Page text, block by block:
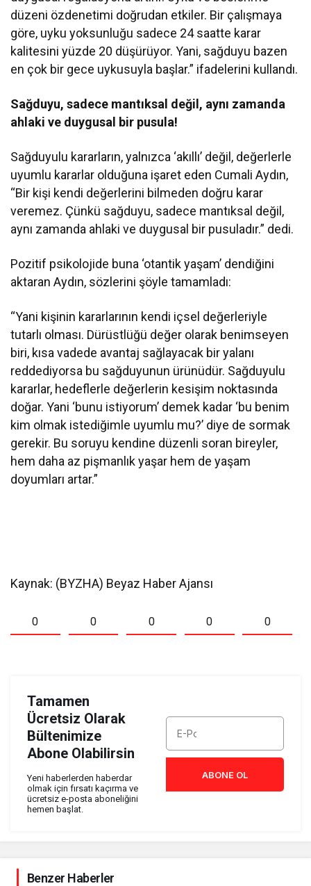
düzeni özdenetimi doğrudan etkiler. Bir çalışmaya
göre, uyku yoksunluğu sadece 24 saatte karar
kalitesini yüzde 20 düşürüyor. Yani, sağduyu bazen
en çok bir gece uykusuyla başlar.” ifadelerini kullandı.
Sağduyu, sadece mantıksal değil, aynı zamanda
ahlaki ve duygusal bir pusula!
Sağduyulu kararların, yalnızca ‘akıllı’ değil, değerlerle
uyumlu kararlar olduğuna işaret eden Cumali Aydın,
“Bir kişi kendi değerlerini bilmeden doğru karar
veremez. Çünkü sağduyu, sadece mantıksal değil,
aynı zamanda ahlaki ve duygusal bir pusuladır.” dedi.
Pozitif psikolojide buna ‘otantik yaşam’ dendiğini
aktaran Aydın, sözlerini şöyle tamamladı:
“Yani kişinin kararlarının kendi içsel değerleriyle
tutarlı olması. Dürüstlüğü değer olarak benimseyen
biri, kısa vadede avantaj sağlayacak bir yalanı
reddediyorsa bu sağduyunun ürünüdür. Sağduyulu
kararlar, hedeflerle değerlerin kesişim noktasında
doğar. Yani ‘bunu istiyorum’ demek kadar ‘bu benim
kim olmak istediğimle uyumlu mu?’ diye de sormak
gerekir. Bu soruyu kendine düzenli soran bireyler,
hem daha az pişmanlık yaşar hem de yaşam
doyumları artar.”
Kaynak: (BYZHA) Beyaz Haber Ajansı
0 0 0 0 0
Tamamen
Ücretsiz Olarak
Bültenimize
Abone Olabilirsin
Yeni haberlerden haberdar
olmak için fırsatı kaçırma ve
ücretsiz e-posta aboneliğini
hemen başlat.
ABONE OL
Benzer Haberler